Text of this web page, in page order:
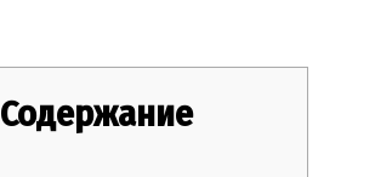
Содержание